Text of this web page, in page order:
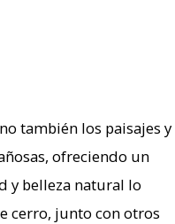
también los paisajes y
ofreciendo un
y belleza natural lo
cerro, junto con otros